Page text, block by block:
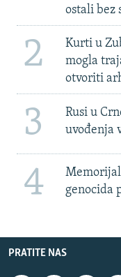
ostali bez
2
Kurti u
mogla
otvoriti
3
Rusi u
uvođenja
4
genocida
PRATITE NAS